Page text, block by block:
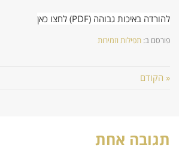
להורדה באיכות גבוהה (PDF) לחצו כאן
פורסם ב: תפילות וזמירות
« הקודם
תגובה אחת